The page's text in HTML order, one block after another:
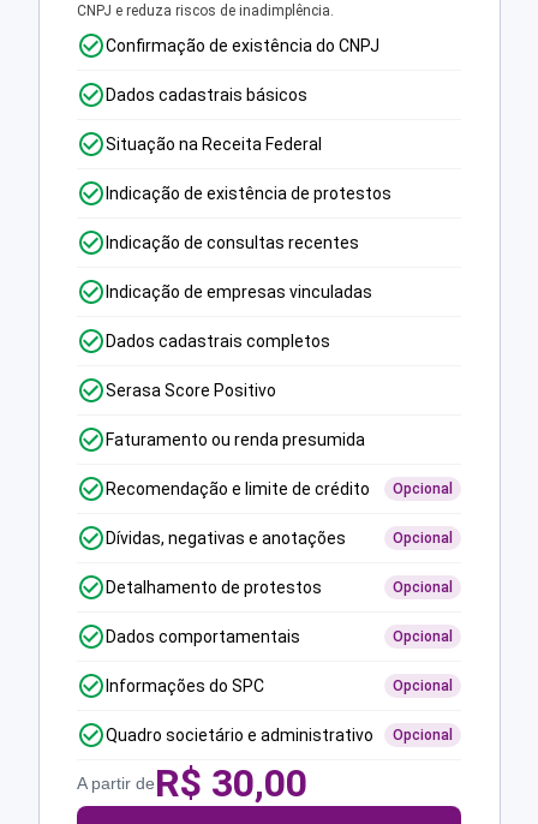
CNPJ e reduza riscos de inadimplência.
Confirmação de existência do CNPJ
Dados cadastrais básicos
Situação na Receita Federal
Indicação de existência de protestos
Indicação de consultas recentes
Indicação de empresas vinculadas
Dados cadastrais completos
Serasa Score Positivo
Faturamento ou renda presumida
Recomendação e limite de crédito Opcional
Dívidas, negativas e anotações Opcional
Detalhamento de protestos Opcional
Dados comportamentais Opcional
Informações do SPC Opcional
Quadro societário e administrativo Opcional
A partir deR$ 30,00